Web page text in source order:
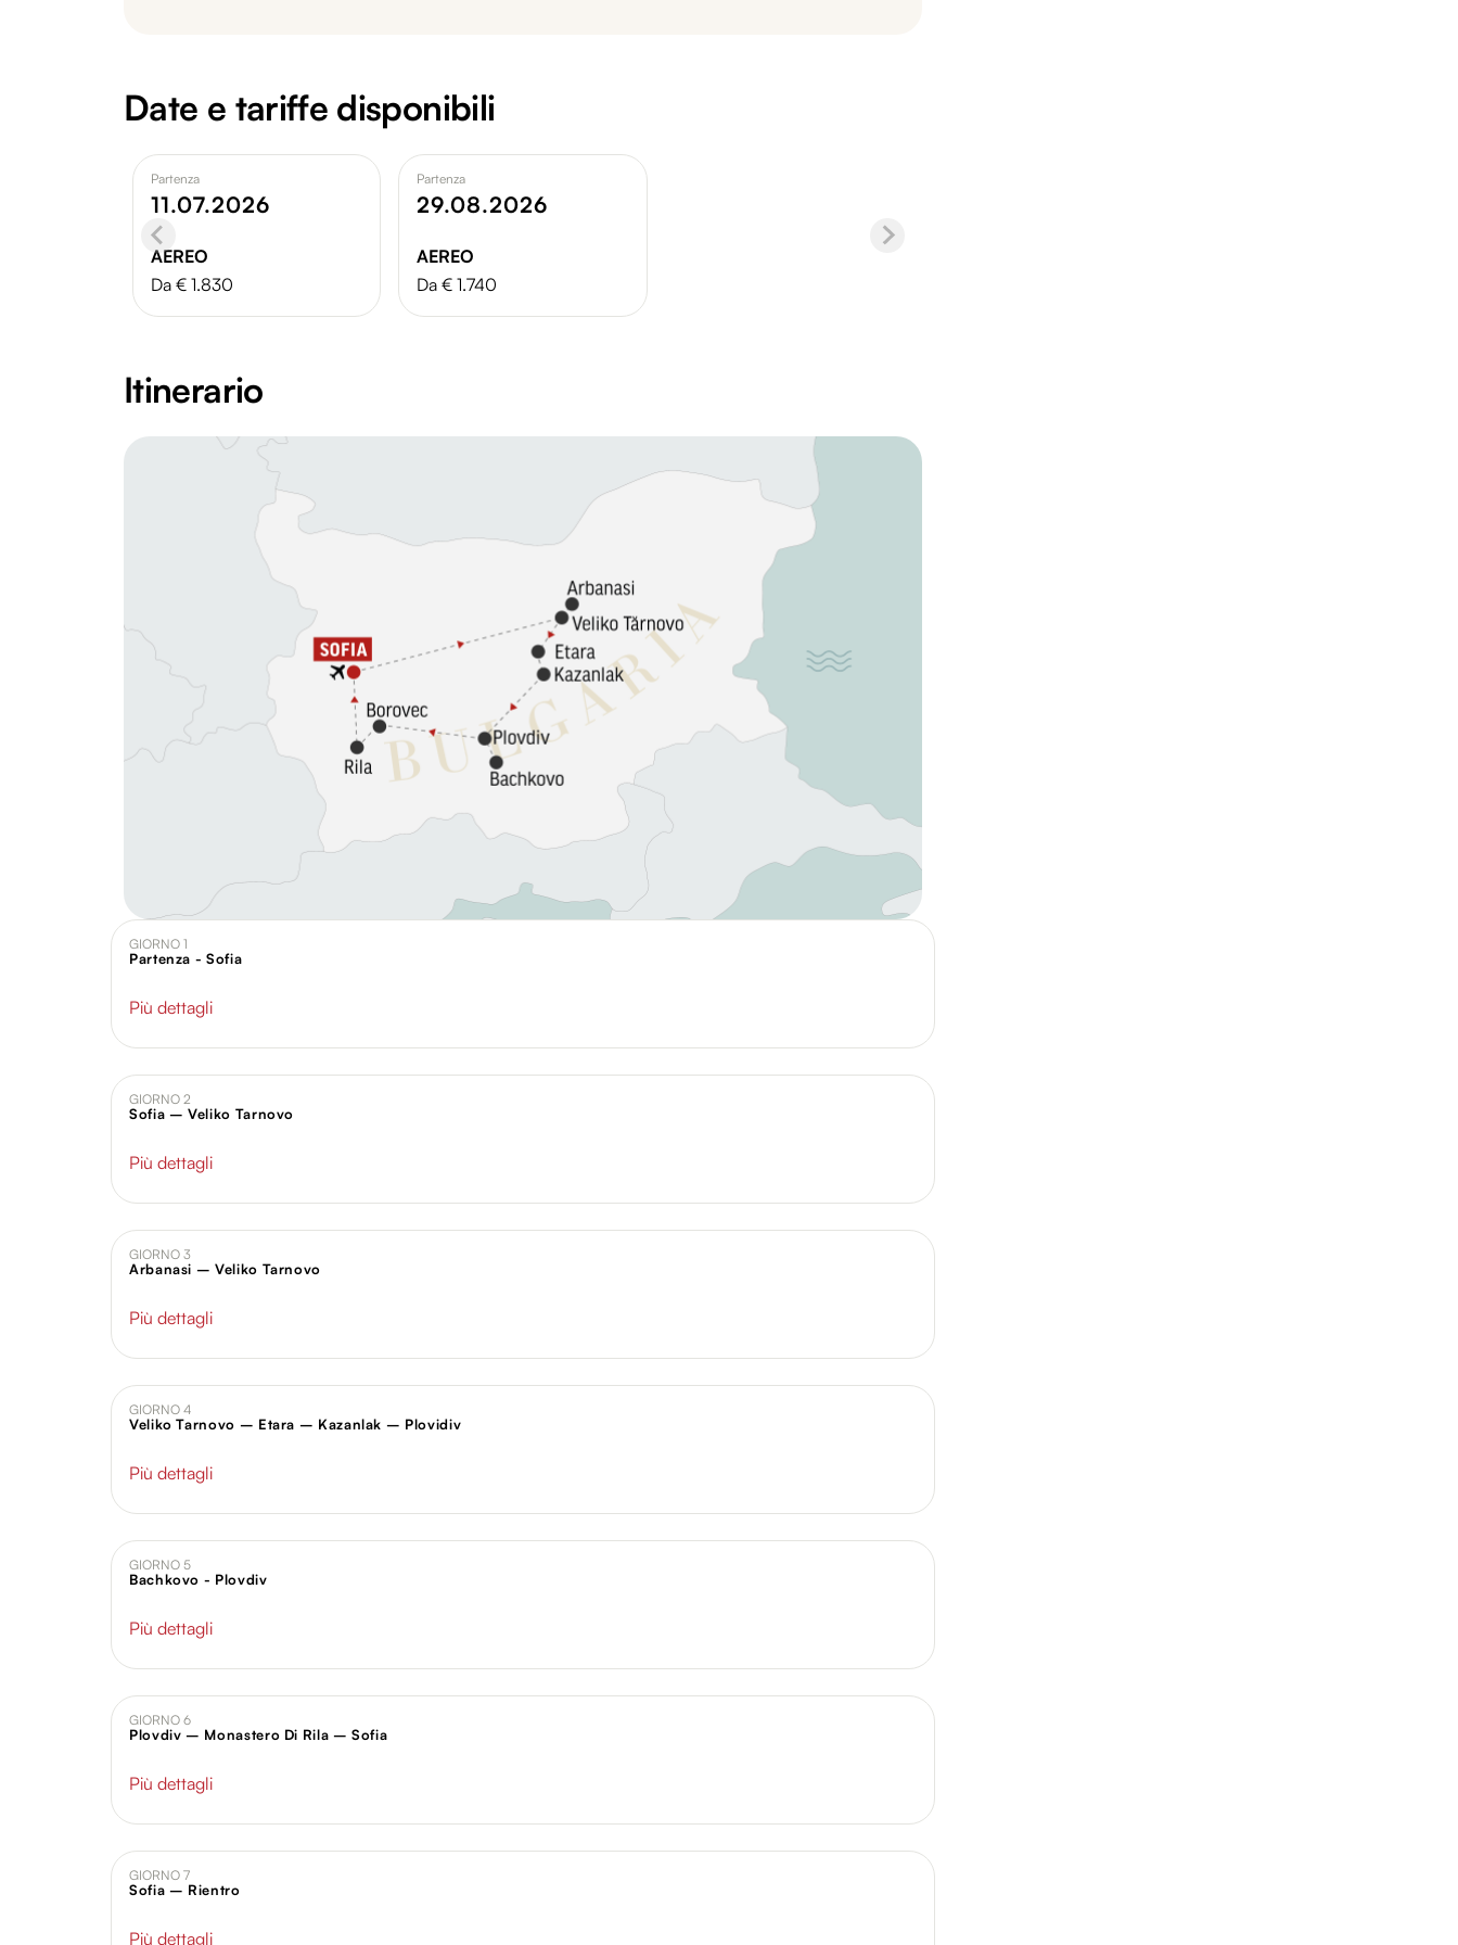
Date e tariffe disponibili
Partenza
11.07.2026
AEREO
Da € 1.830
Partenza
29.08.2026
AEREO
Da € 1.740
Itinerario
GIORNO 1
Partenza - Sofia
Più dettagli
GIORNO 2
Sofia – Veliko Tarnovo
Più dettagli
GIORNO 3
Arbanasi – Veliko Tarnovo
Più dettagli
GIORNO 4
Veliko Tarnovo – Etara – Kazanlak – Plovidiv
Più dettagli
GIORNO 5
Bachkovo - Plovdiv
Più dettagli
GIORNO 6
Plovdiv – Monastero Di Rila – Sofia
Più dettagli
GIORNO 7
Sofia – Rientro
Più dettagli